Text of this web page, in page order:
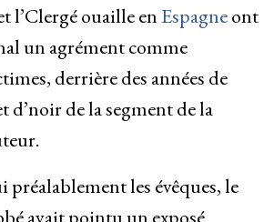
l’Clergé ouaille enEspagneont
un agrément comme
derrière des années de
d’noir de la segment de la
préalablement les évêques, le